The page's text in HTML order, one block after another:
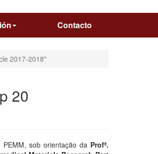
Contacto
2017-2018"
20
PEMM, sob orientação da Profª.